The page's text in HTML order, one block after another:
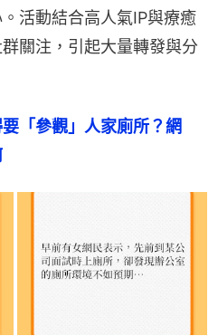
活動結合高人氣IP與療癒
關注，引起大量轉發與分
「參觀」人家廁所？網